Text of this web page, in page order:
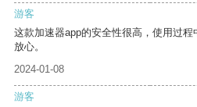
游客
这款加速器app的安全性很高，使用过
放心。
2024-01-08
游客